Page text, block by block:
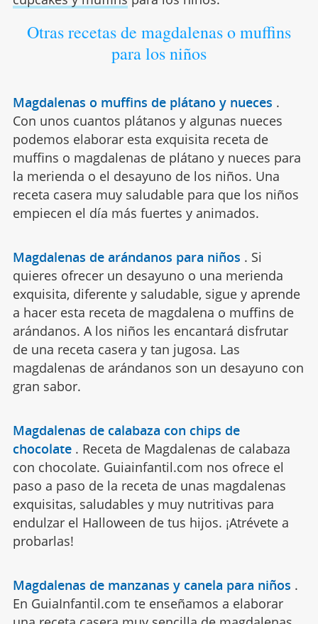
Otras recetas de magdalenas o muffins
para los niños
Magdalenas o muffins de plátano y nueces .
Con unos cuantos plátanos y algunas nueces
podemos elaborar esta exquisita receta de
muffins o magdalenas de plátano y nueces para
la merienda o el desayuno de los niños. Una
receta casera muy saludable para que los niños
empiecen el día más fuertes y animados.
Magdalenas de arándanos para niños . Si
quieres ofrecer un desayuno o una merienda
exquisita, diferente y saludable, sigue y aprende
a hacer esta receta de magdalena o muffins de
arándanos. A los niños les encantará disfrutar
de una receta casera y tan jugosa. Las
magdalenas de arándanos son un desayuno con
gran sabor.
Magdalenas de calabaza con chips de
chocolate . Receta de Magdalenas de calabaza
con chocolate. Guiainfantil.com nos ofrece el
paso a paso de la receta de unas magdalenas
exquisitas, saludables y muy nutritivas para
endulzar el Halloween de tus hijos. ¡Atrévete a
probarlas!
Magdalenas de manzanas y canela para niños .
En GuiaInfantil.com te enseñamos a elaborar